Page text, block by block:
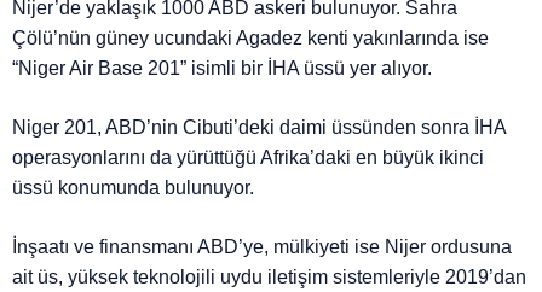
Nijer’de yaklaşık 1000 ABD askeri bulunuyor. Sahra
Çölü’nün güney ucundaki Agadez kenti yakınlarında ise
“Niger Air Base 201” isimli bir İHA üssü yer alıyor.
Niger 201, ABD’nin Cibuti’deki daimi üssünden sonra İHA
operasyonlarını da yürüttüğü Afrika’daki en büyük ikinci
üssü konumunda bulunuyor.
İnşaatı ve finansmanı ABD’ye, mülkiyeti ise Nijer ordusuna
ait üs, yüksek teknolojili uydu iletişim sistemleriyle 2019’dan